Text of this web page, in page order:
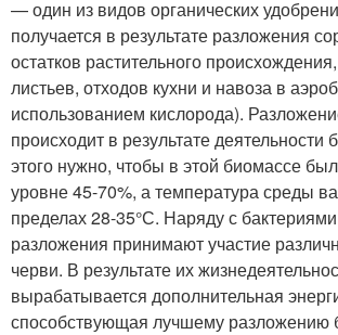
— один из видов органических
получается в результате разложения
остатков растительного
листьев, отходов кухни и навоза в
использованием кислорода).
происходит в результате деятельности
этого нужно, чтобы в этой биомассе
уровне 45-70%, а температура среды
пределах 28-35°С. Наряду с
разложения принимают участие
черви. В результате их
вырабатывается дополнительная
способствующая лучшему разложению